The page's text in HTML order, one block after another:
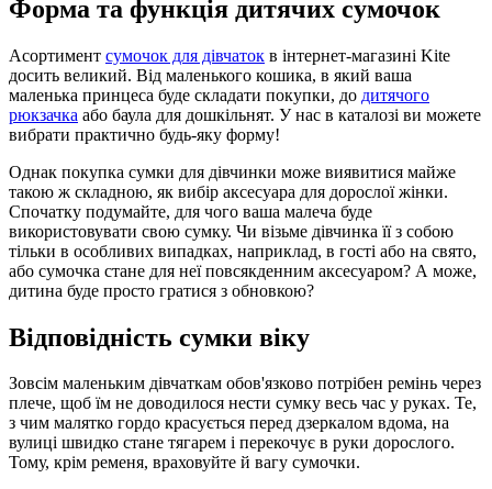
Форма та функція дитячих сумочок
Асортимент сумочок для дівчаток в інтернет-магазині Kite
досить великий. Від маленького кошика, в який ваша
маленька принцеса буде складати покупки, до дитячого
рюкзачка або баула для дошкільнят. У нас в каталозі ви можете
вибрати практично будь-яку форму!
Однак покупка сумки для дівчинки може виявитися майже
такою ж складною, як вибір аксесуара для дорослої жінки.
Спочатку подумайте, для чого ваша малеча буде
використовувати свою сумку. Чи візьме дівчинка її з собою
тільки в особливих випадках, наприклад, в гості або на свято,
або сумочка стане для неї повсякденним аксесуаром? А може,
дитина буде просто гратися з обновкою?
Відповідність сумки віку
Зовсім маленьким дівчаткам обов'язково потрібен ремінь через
плече, щоб їм не доводилося нести сумку весь час у руках. Те,
з чим малятко гордо красується перед дзеркалом вдома, на
вулиці швидко стане тягарем і перекочує в руки дорослого.
Тому, крім ременя, враховуйте й вагу сумочки.